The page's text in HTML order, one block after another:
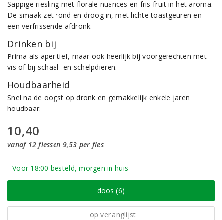
Sappige riesling met florale nuances en fris fruit in het aroma.
De smaak zet rond en droog in, met lichte toastgeuren en
een verfrissende afdronk.
Drinken bij
Prima als aperitief, maar ook heerlijk bij voorgerechten met
vis of bij schaal- en schelpdieren.
Houdbaarheid
Snel na de oogst op dronk en gemakkelijk enkele jaren
houdbaar.
10,40
vanaf 12 flessen 9,53 per fles
Voor 18:00 besteld, morgen in huis
doos (6)
op verlanglijst